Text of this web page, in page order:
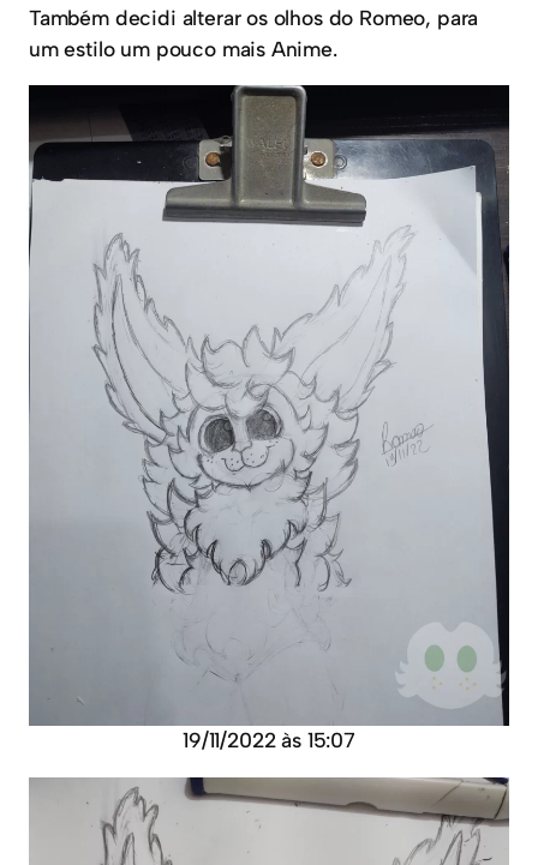
Também decidi alterar os olhos do Romeo, para
um estilo um pouco mais Anime.
19/11/2022 às 15:07